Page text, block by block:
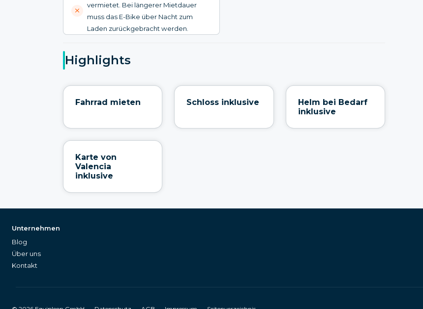
vermietet. Bei längerer Mietdauer
muss das E-Bike über Nacht zum
Laden zurückgebracht werden.
Highlights
Fahrrad mieten Schloss inklusive
Helm bei Bedarf
inklusive
Karte von
Valencia
inklusive
Unternehmen
Blog
Über uns
Kontakt